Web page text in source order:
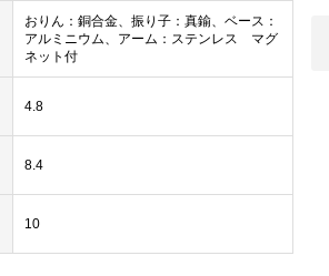
おりん：銅合金、振り子：真鍮、ベース：
アルミニウム、アーム：ステンレス マグ
ネット付
4.8
8.4
10